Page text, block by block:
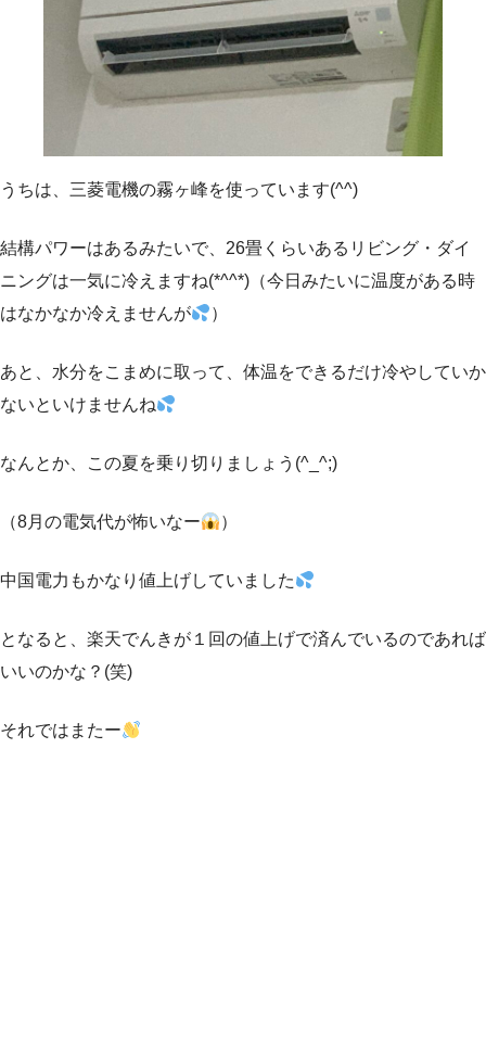
うちは、三菱電機の霧ヶ峰を使っています(^^)
結構パワーはあるみたいで、26畳くらいあるリビング・ダイ
ニングは一気に冷えますね(*^^*)（今日みたいに温度がある時
はなかなか冷えませんが
）
あと、水分をこまめに取って、体温をできるだけ冷やしていか
ないといけませんね
なんとか、この夏を乗り切りましょう(^_^;)
（8月の電気代が怖いなー ）
中国電力もかなり値上げしていました
となると、楽天でんきが１回の値上げで済んでいるのであれば
いいのかな？(笑)
それではまたー